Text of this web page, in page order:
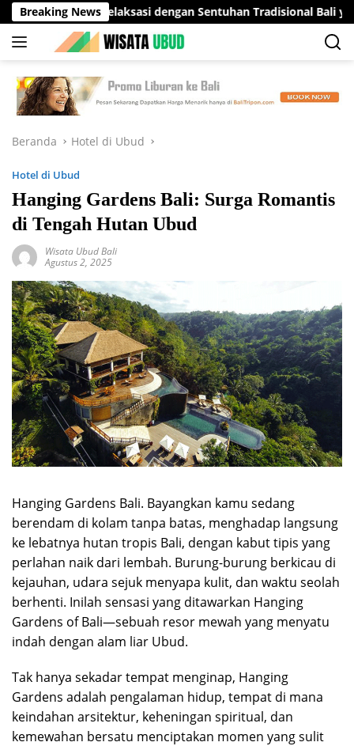
Langsung
ke
konten
Breaking News
Relaksasi dengan Sentuhan Tradisional Bali yang
Beranda Hotel di Ubud
Hotel di Ubud
Hanging Gardens Bali: Surga Romantis
di Tengah Hutan Ubud
Wisata Ubud Bali
Agustus 2, 2025
Hanging Gardens Bali. Bayangkan kamu sedang
berendam di kolam tanpa batas, menghadap langsung
ke lebatnya hutan tropis Bali, dengan kabut tipis yang
perlahan naik dari lembah. Burung-burung berkicau di
kejauhan, udara sejuk menyapa kulit, dan waktu seolah
berhenti. Inilah sensasi yang ditawarkan Hanging
Gardens of Bali—sebuah resor mewah yang menyatu
indah dengan alam liar Ubud.
Tak hanya sekadar tempat menginap, Hanging
Gardens adalah pengalaman hidup, tempat di mana
keindahan arsitektur, keheningan spiritual, dan
kemewahan bersatu menciptakan momen yang sulit